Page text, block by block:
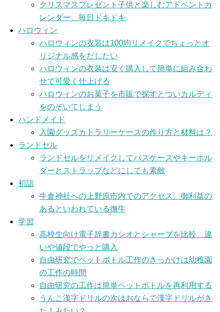
クリスマスプレゼント子供と楽しむアドベントカ
レンダー、毎日ドキドキ
ハロウィン
ハロウィンの衣装は100均リメイクでちょっとオ
リジナル感をだしたい
ハロウィンの衣装は安く購入して簡単に組み合わ
せて可愛く仕上げる
ハロウィンのお菓子を市販で探すとついカルディ
をのぞいてしまう
ハンドメイド
入園グッズカトラリーケースの作り方と材料は？
ランドセル
ランドセルをリメイクしてパスケースやキーホル
ダーとストラップなどにしても素敵
初詣
牛倉神社への上野原市内でのアクセス、御利益の
あるといわれている撫牛
学習
高校生向け電子辞書カシオとシャープを比較、違
いや値段でやっと購入
自由研究でペットボトル工作のきっかけは幼稚園
の工作の時間
自由研究の工作は簡単ペットボトルを再利用する
うんこ漢字ドリルの次はおならで漢字ドリルがき